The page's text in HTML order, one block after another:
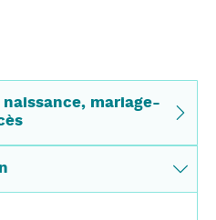
mariage-